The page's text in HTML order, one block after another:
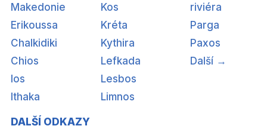
Makedonie
Erikoussa
Chalkidiki
Chios
Ios
Ithaka
Kos
Kréta
Kythira
Lefkada
Lesbos
Limnos
riviéra
Parga
Paxos
Další →
DALŠÍ ODKAZY